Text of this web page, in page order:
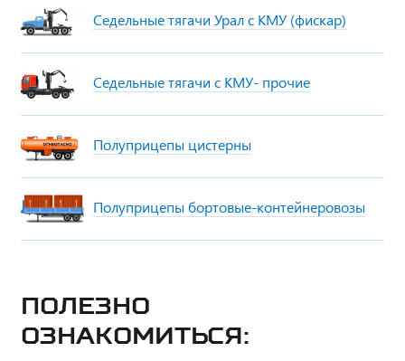
Седельные тягачи Урал с КМУ (фискар)
Седельные тягачи с КМУ- прочие
Полуприцепы цистерны
Полуприцепы бортовые-контейнеровозы
Полезно
ознакомиться: